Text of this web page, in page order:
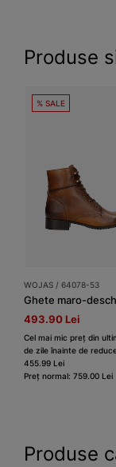
Produse
% SALE
WOJAS / 64078-53
493.90 Lei
Cel mai mic preț din
de zile înainte de
455.99 Lei
Preț normal: 759.00 Lei
Produse